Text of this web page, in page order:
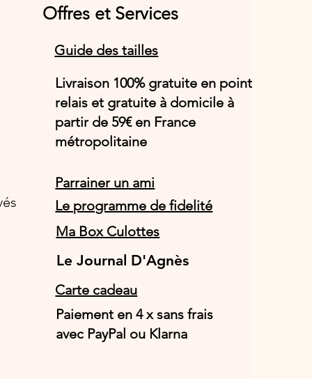
Offres et Services
Guide des tailles
Livraison 100% gratuite en point
relais et gratuite à domicile à
partir de 59€ en France
métropolitaine
Parrainer un ami
Le programme de fidelité
Ma Box Culottes
Le Journal D'Agnès
Le Journal D'Agnès
Carte cadeau
Paiement en 4 x sans frais
avec PayPal ou Klarna